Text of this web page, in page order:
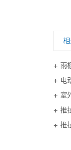
雨
电
室
推
推